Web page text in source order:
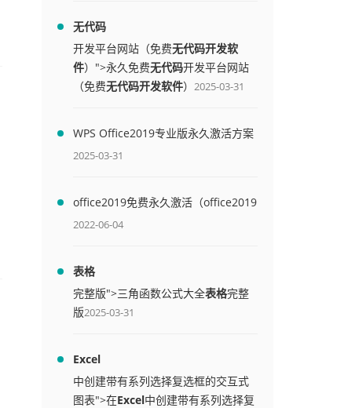
无代码
开发平台网站（免费无代码开发软
件）">永久免费无代码开发平台网站
（免费无代码开发软件） 2025-03-31
WPS Office2019专业版永久激活方案
(附终身授权序列号)
2025-03-31
office2019免费永久激活（office2019
免费永久激活码）
2022-06-04
表格
完整版">三角函数公式大全表格完整
版2025-03-31
Excel
中创建带有系列选择复选框的交互式
图表">在Excel中创建带有系列选择复